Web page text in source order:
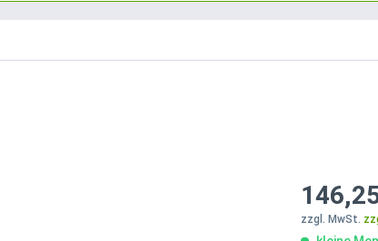
zzgl. MwSt.